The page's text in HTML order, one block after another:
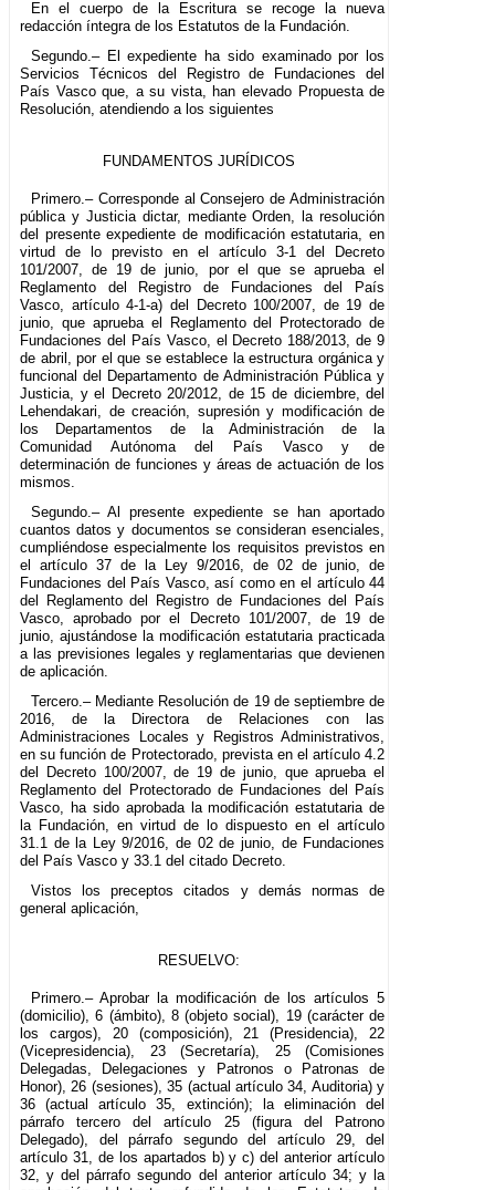
En el cuerpo de la Escritura se recoge la nueva
redacción íntegra de los Estatutos de la Fundación.
Segundo.– El expediente ha sido examinado por los
Servicios Técnicos del Registro de Fundaciones del
País Vasco que, a su vista, han elevado Propuesta de
Resolución, atendiendo a los siguientes
FUNDAMENTOS JURÍDICOS
Primero.– Corresponde al Consejero de Administración
pública y Justicia dictar, mediante Orden, la resolución
del presente expediente de modificación estatutaria, en
virtud de lo previsto en el artículo 3-1 del Decreto
101/2007, de 19 de junio, por el que se aprueba el
Reglamento del Registro de Fundaciones del País
Vasco, artículo 4-1-a) del Decreto 100/2007, de 19 de
junio, que aprueba el Reglamento del Protectorado de
Fundaciones del País Vasco, el Decreto 188/2013, de 9
de abril, por el que se establece la estructura orgánica y
funcional del Departamento de Administración Pública y
Justicia, y el Decreto 20/2012, de 15 de diciembre, del
Lehendakari, de creación, supresión y modificación de
los Departamentos de la Administración de la
Comunidad Autónoma del País Vasco y de
determinación de funciones y áreas de actuación de los
mismos.
Segundo.– Al presente expediente se han aportado
cuantos datos y documentos se consideran esenciales,
cumpliéndose especialmente los requisitos previstos en
el artículo 37 de la Ley 9/2016, de 02 de junio, de
Fundaciones del País Vasco, así como en el artículo 44
del Reglamento del Registro de Fundaciones del País
Vasco, aprobado por el Decreto 101/2007, de 19 de
junio, ajustándose la modificación estatutaria practicada
a las previsiones legales y reglamentarias que devienen
de aplicación.
Tercero.– Mediante Resolución de 19 de septiembre de
2016, de la Directora de Relaciones con las
Administraciones Locales y Registros Administrativos,
en su función de Protectorado, prevista en el artículo 4.2
del Decreto 100/2007, de 19 de junio, que aprueba el
Reglamento del Protectorado de Fundaciones del País
Vasco, ha sido aprobada la modificación estatutaria de
la Fundación, en virtud de lo dispuesto en el artículo
31.1 de la Ley 9/2016, de 02 de junio, de Fundaciones
del País Vasco y 33.1 del citado Decreto.
Vistos los preceptos citados y demás normas de
general aplicación,
RESUELVO:
Primero.– Aprobar la modificación de los artículos 5
(domicilio), 6 (ámbito), 8 (objeto social), 19 (carácter de
los cargos), 20 (composición), 21 (Presidencia), 22
(Vicepresidencia), 23 (Secretaría), 25 (Comisiones
Delegadas, Delegaciones y Patronos o Patronas de
Honor), 26 (sesiones), 35 (actual artículo 34, Auditoria) y
36 (actual artículo 35, extinción); la eliminación del
párrafo tercero del artículo 25 (figura del Patrono
Delegado), del párrafo segundo del artículo 29, del
artículo 31, de los apartados b) y c) del anterior artículo
32, y del párrafo segundo del anterior artículo 34; y la